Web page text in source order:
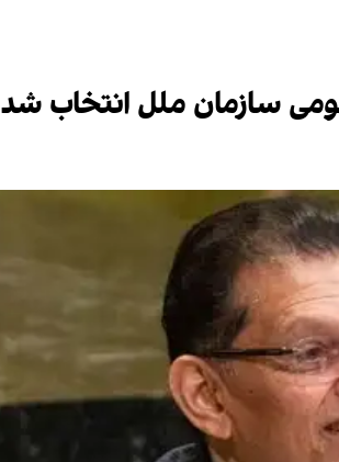
سازمان ملل انتخاب شد